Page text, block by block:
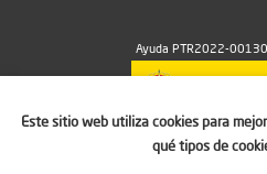
Ayuda PTR2022-
MICIU/AEI/
Este sitio web utiliza cookies para
qué tipos de